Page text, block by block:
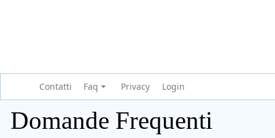
Contatti Faq Privacy Login
Domande Frequenti